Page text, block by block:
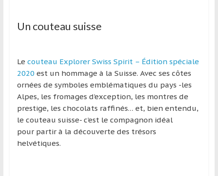
Un couteau suisse
Le couteau Explorer Swiss Spirit – Édition spéciale
2020est un hommage à la Suisse. Avec ses côtes
ornées de symboles emblématiques du pays -les
Alpes, les fromages d’exception, les montres de
prestige, les chocolats raffinés… et, bien entendu,
le couteau suisse- c’est le compagnon idéal
pour partir à la découverte des trésors
helvétiques.